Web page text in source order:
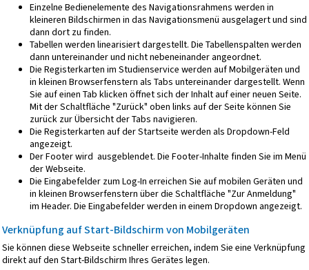
Einzelne Bedienelemente des Navigationsrahmens werden in
kleineren Bildschirmen in das Navigationsmenü ausgelagert und sind
dann dort zu finden.
Tabellen werden linearisiert dargestellt. Die Tabellenspalten werden
dann untereinander und nicht nebeneinander angeordnet.
Die Registerkarten im Studienservice werden auf Mobilgeräten und
in kleinen Browserfenstern als Tabs untereinander dargestellt. Wenn
Sie auf einen Tab klicken öffnet sich der Inhalt auf einer neuen Seite.
Mit der Schaltfläche "Zurück" oben links auf der Seite können Sie
zurück zur Übersicht der Tabs navigieren.
Die Registerkarten auf der Startseite werden als Dropdown-Feld
angezeigt.
Der Footer wird ausgeblendet. Die Footer-Inhalte finden Sie im Menü
der Webseite.
Die Eingabefelder zum Log-In erreichen Sie auf mobilen Geräten und
in kleinen Browserfenstern über die Schaltfläche "Zur Anmeldung"
im Header. Die Eingabefelder werden in einem Dropdown angezeigt.
Verknüpfung auf Start-Bildschirm von Mobilgeräten
Sie können diese Webseite schneller erreichen, indem Sie eine Verknüpfung
direkt auf den Start-Bildschirm Ihres Gerätes legen.